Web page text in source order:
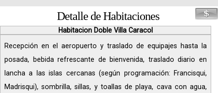
Detalle de Habitaciones
Habitacion Doble Villa Caracol
Recepción en el aeropuerto y traslado de equipajes hasta la
posada, bebida refrescante de bienvenida, traslado diario en
lancha a las islas cercanas (según programación: Francisqui,
Madrisqui), sombrilla, sillas, y toallas de playa, cava con agua,